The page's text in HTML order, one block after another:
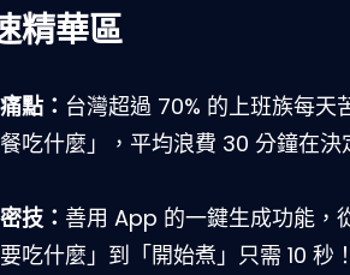
精華區
點： 台灣超過 70% 的上班族每天
餐吃什麼」，平均浪費 30 分鐘在決
技： 善用 App 的一鍵生成功能，
要吃什麼」到「開始煮」只需 10 秒